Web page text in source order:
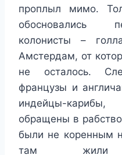
проплыл мимо.
обосновались
колонисты –
Амстердам, от
не осталось.
французы и
индейцы-
обращены в
были не коренным
там жили